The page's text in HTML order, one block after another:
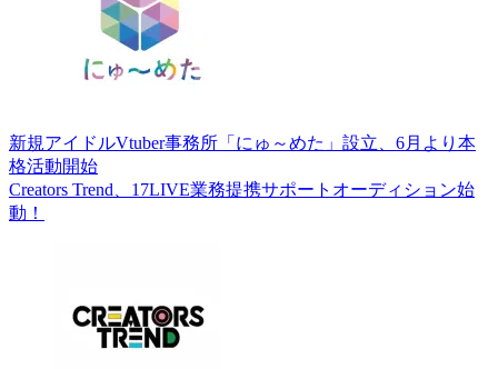
新規アイドルVtuber事務所「にゅ～めた」設立、6月より本
格活動開始
Creators Trend、17LIVE業務提携サポートオーディション始
動！